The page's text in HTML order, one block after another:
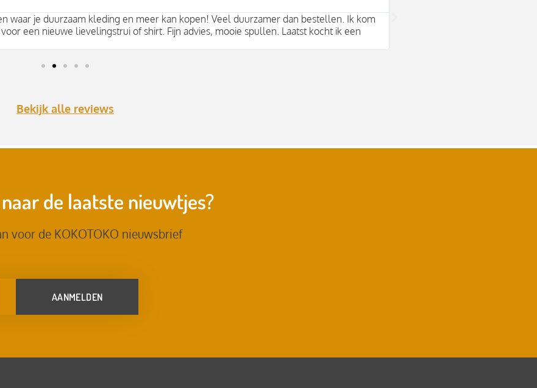
waar je duurzaam kleding en meer kan kopen! Veel duurzamer dan bestellen. Ik kom
een nieuwe lievelingstrui of shirt. Fijn advies, mooie spullen. Laatst kocht ik een
Bekijk alle reviews
de laatste nieuwtjes?
voor de KOKOTOKO nieuwsbrief
AANMELDEN